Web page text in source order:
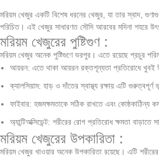
মরিয়ম খেজুর একটি বিশেষ ধরনের খেজুর, যা তার স্বাদ,
পরিচিত। এই খেজুর সাধারণত সৌদি আরবের মদিনা শহরে
এবং লালচে হালকা-কালো রঙের হয়ে থাকে। এর স্বাদ মিষ্টি
যা এটিকে অন্যান্য খেজুর থেকে আলাদা করে তোলে।
মরিয়ম খেজুরের পুষ্টিগুণ :
মরিয়ম খেজুর অনেক পুষ্টিগুণে ভরপুর। এতে রয়েছে প্রচুর
অ্যান্টিঅক্সিডেন্ট। এই খেজুর শরীরের জন্য খুবই উপকারী।
আয়রন: এতে থাকা আয়রন রক্তশূন্যতা প্রতিরোধে খুবই
ক্যালসিয়াম: হাড় ও দাঁতের স্বাস্থ্য রক্ষায় এটি গুরুত্বপূর্ণ
ফাইবার: হজমক্ষমতাকে সঠিক রাখতে এবং কোষ্ঠকাঠিন্য
অ্যান্টিঅক্সিডেন্ট: শরীরের রোগ প্রতিরোধ ক্ষমতা বাড়াতে
মরিয়ম খেজুরের উপকারিতা :
মরিয়ম খেজুর খাওয়ার অনেক উপকারিতা রয়েছে। এটি শরীরের